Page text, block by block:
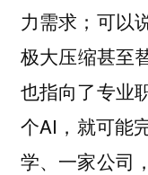
力需求；可以
极大压缩甚至
也指向了专业
个AI，就可能
学、一家公司